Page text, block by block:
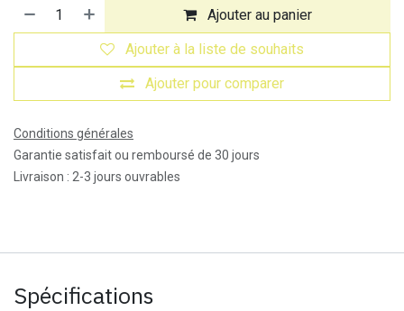
Ajouter au panier
Ajouter pour comparer
Ajouter à la liste de souhaits
Conditions générales
Garantie satisfait ou remboursé de 30 jours
Livraison : 2-3 jours ouvrables
Spécifications